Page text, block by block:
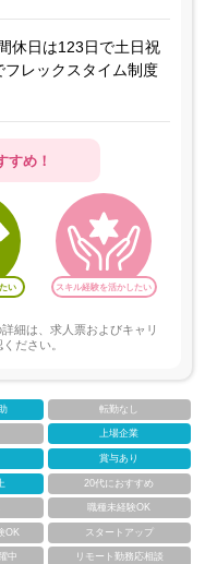
休日は123日で土日祝
レックスタイム制度
すめ！
い スキル経験を活かしたい
細は、求人票およびキャリ
ださい。
転勤なし
上場企業
賞与あり
20代におすすめ
職種未経験OK
OK スタートアップ
中 リモート勤務応相談